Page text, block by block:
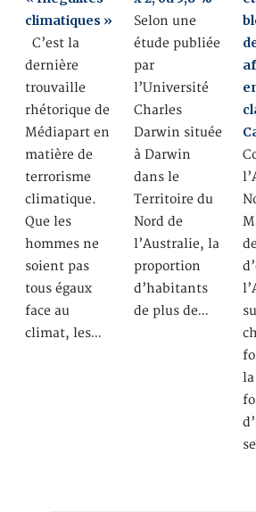
climatiques »
C’est la
dernière
trouvaille
rhétorique de
Médiapart en
matière de
terrorisme
climatique.
Que les
hommes ne
soient pas
tous égaux
face au
climat, les…
Selon une
étude publiée
par
l’Université
Charles
Darwin située
à Darwin
dans le
Territoire du
Nord de
l’Australie, la
proportion
d’habitants
de plus de…